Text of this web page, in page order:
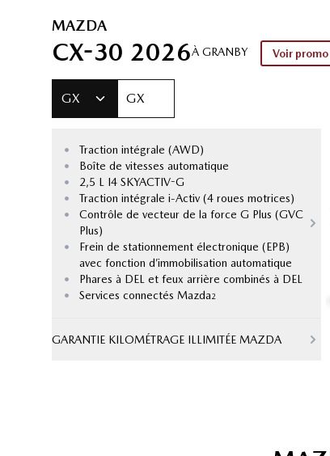
MAZDA
CX-30 2026À GRANBY Voir promo
GX GX
•
Traction intégrale (AWD)
•
Boîte de vitesses automatique
•
2,5 L I4 SKYACTIV-G
•
Traction intégrale i-Activ (4 roues motrices)
•
Contrôle de vecteur de la force G Plus (GVC
Plus)
•
Frein de stationnement électronique (EPB)
avec fonction d’immobilisation automatique
•
Phares à DEL et feux arrière combinés à DEL
•
Services connectés Mazda2
GARANTIE KILOMÉTRAGE ILLIMITÉE MAZDA